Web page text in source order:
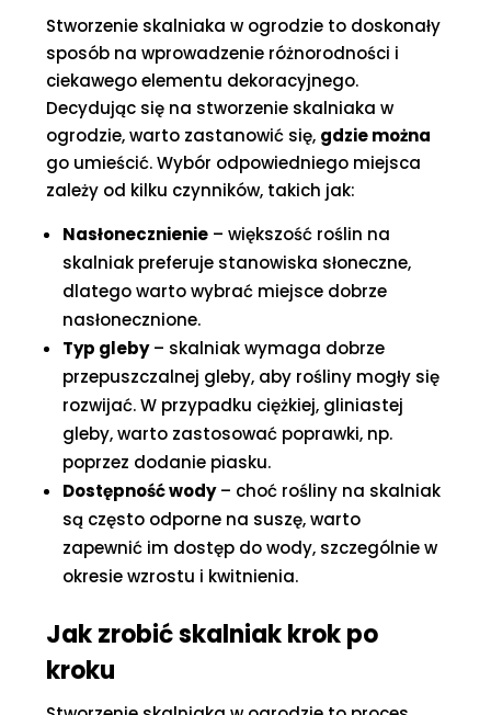
Stworzenie skalniaka w ogrodzie to doskonały
sposób na wprowadzenie różnorodności i
ciekawego elementu dekoracyjnego.
Decydując się na stworzenie skalniaka w
ogrodzie, warto zastanowić się, gdzie można
go umieścić. Wybór odpowiedniego miejsca
zależy od kilku czynników, takich jak:
Nasłonecznienie – większość roślin na
skalniak preferuje stanowiska słoneczne,
dlatego warto wybrać miejsce dobrze
nasłonecznione.
Typ gleby– skalniak wymaga dobrze
przepuszczalnej gleby, aby rośliny mogły się
rozwijać. W przypadku ciężkiej, gliniastej
gleby, warto zastosować poprawki, np.
poprzez dodanie piasku.
Dostępność wody– choć rośliny na skalniak
są często odporne na suszę, warto
zapewnić im dostęp do wody, szczególnie w
okresie wzrostu i kwitnienia.
Jak zrobić skalniak krok po
kroku